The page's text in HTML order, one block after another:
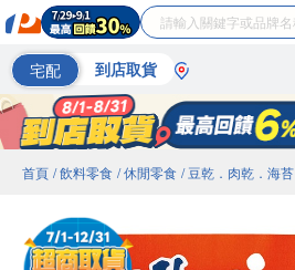
宅配 到店取貨
首頁 / 飲料零食 / 休閒零食 / 豆乾．肉乾．海苔